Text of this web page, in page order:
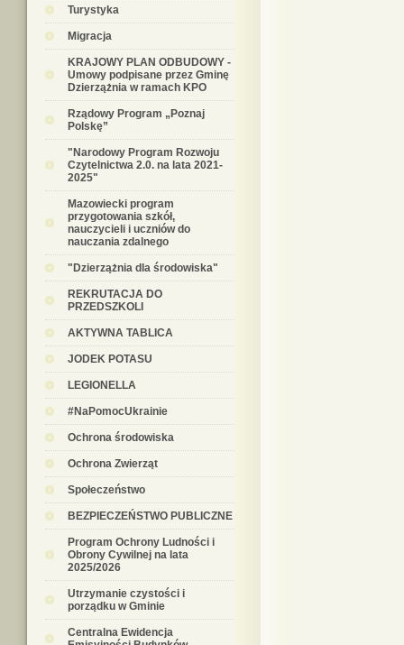
Turystyka
Migracja
KRAJOWY PLAN ODBUDOWY -
Umowy podpisane przez Gminę
Dzierzążnia w ramach KPO
Rządowy Program „Poznaj
Polskę”
"Narodowy Program Rozwoju
Czytelnictwa 2.0. na lata 2021-
2025"
Mazowiecki program
przygotowania szkół,
nauczycieli i uczniów do
nauczania zdalnego
"Dzierzążnia dla środowiska"
REKRUTACJA DO
PRZEDSZKOLI
AKTYWNA TABLICA
JODEK POTASU
LEGIONELLA
#NaPomocUkrainie
Ochrona środowiska
Ochrona Zwierząt
Społeczeństwo
BEZPIECZEŃSTWO PUBLICZNE
Program Ochrony Ludności i
Obrony Cywilnej na lata
2025/2026
Utrzymanie czystości i
porządku w Gminie
Centralna Ewidencja